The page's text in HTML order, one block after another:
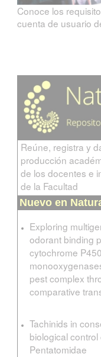
Conoce los
cuenta de usuario
Reúne, registra y
producción
de los docentes e
de la Facultad
Nuevo en
Exploring
odorant binding
cytochrome P450
pest complex
comparative
Tachinids in
biological
Pentatomidae